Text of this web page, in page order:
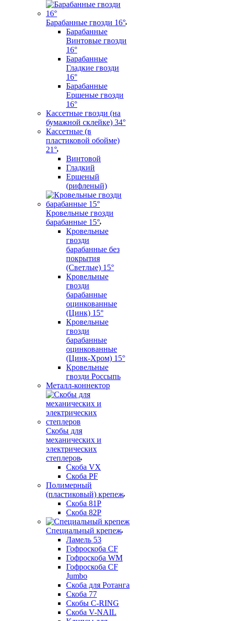
Барабанные гвозди 16°
Барабанные
Винтовые гвозди
16°
Барабанные
Гладкие гвозди
16°
Барабанные
Ершеные гвозди
16°
Кассетные гвозди (на
бумажной склейке) 34°
Кассетные (в
пластиковой обойме)
21°
Винтовой
Гладкий
Ершеный
(рифленый)
Кровельные гвозди
барабанные 15°
Кровельные
гвозди
барабанные без
покрытия
(Светлые) 15°
Кровельные
гвозди
барабанные
оцинкованные
(Цинк) 15°
Кровельные
гвозди
барабанные
оцинкованные
(Цинк-Хром) 15°
Кровельные
гвозди Россыпь
Металл-коннектор
Скобы для
механических и
электрических
степлеров
Скоба VX
Скоба PF
Полимерный
(пластиковый) крепеж
Скоба 81P
Скоба 82P
Специальный крепеж
Ламель 53
Гофроскоба CF
Гофроскоба WM
Гофроскоба CF
Jumbo
Скоба для Ротанга
Скоба 77
Скобы C-RING
Скоба V-NAIL